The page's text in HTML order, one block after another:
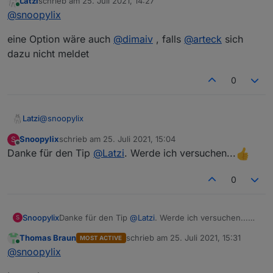
zuletzt editiert von
@snoopylix
eine Option wäre auch @dimaiv , falls @arteck sich
dazu nicht meldet
0
Latzi@snoopylix
eine Option wäre auch@dimaiv, falls
nicht meldet
S
Offline
Snoopylixschrieb am 25. Juli 2021, 15:04
zuletzt editiert von
Danke für den Tip @Latzi. Werde ich versuchen...
0
S SnoopylixDanke für den Tip @Latzi. Werde ich versuchen...
Thomas Braun MOST ACTIVE schrieb am 25. Juli 2021, 15:31
zuletzt editiert von
@snoopylix